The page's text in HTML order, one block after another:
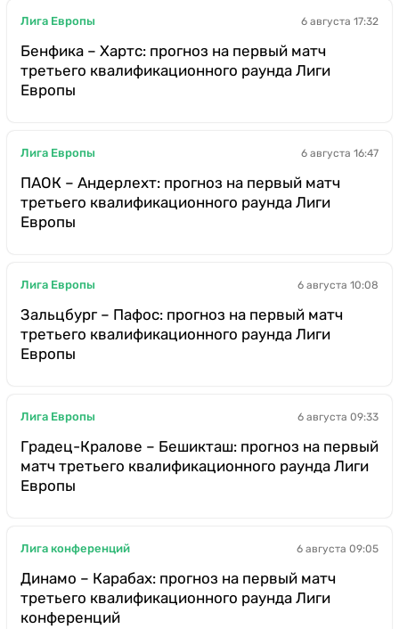
Лига Европы 6 августа 17:32
Бенфика – Хартс: прогноз на первый матч
третьего квалификационного раунда Лиги
Европы
Лига Европы 6 августа 16:47
ПАОК – Андерлехт: прогноз на первый матч
третьего квалификационного раунда Лиги
Европы
Лига Европы 6 августа 10:08
Зальцбург – Пафос: прогноз на первый матч
третьего квалификационного раунда Лиги
Европы
Лига Европы 6 августа 09:33
Градец-Кралове – Бешикташ: прогноз на первый
матч третьего квалификационного раунда Лиги
Европы
Лига конференций 6 августа 09:05
Динамо – Карабах: прогноз на первый матч
третьего квалификационного раунда Лиги
конференций